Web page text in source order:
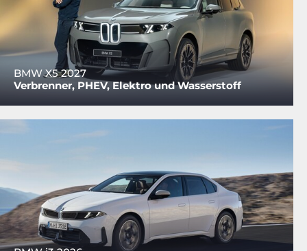
BMW X5 2027
Verbrenner, PHEV, Elektro und Wasserstoff